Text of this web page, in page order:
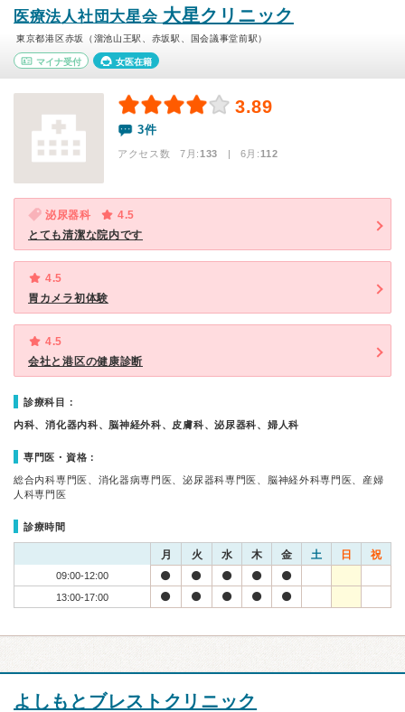
医療法人社団大星会 大星クリニック
東京都港区赤坂（溜池山王駅、赤坂駅、国会議事堂前駅）
マイナ受付 女医在籍
3.89
3件
アクセス数 7月:133 | 6月:112
泌尿器科
4.5
とても清潔な院内です
4.5
胃カメラ初体験
4.5
会社と港区の健康診断
診療科目：
内科、消化器内科、脳神経外科、皮膚科、泌尿器科、婦人科
専門医・資格：
総合内科専門医、消化器病専門医、泌尿器科専門医、脳神経外科専門医、産婦
人科専門医
診療時間
月 火 水 木 金 土 日 祝
09:00-12:00
13:00-17:00
よしもとブレストクリニック